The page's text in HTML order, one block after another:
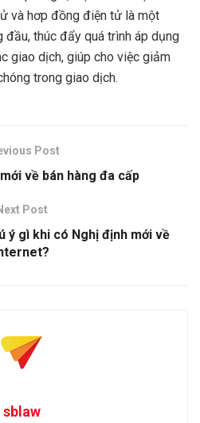
và hơp đồng điện tử là một
đầu, thúc đẩy quá trình áp dụng
giao dịch, giúp cho việc giảm
trong giao dịch.
Post
về bán hàng đa cấp
Post
ý gì khi có Nghị định mới về
sblaw